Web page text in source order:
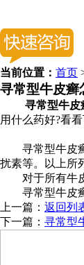
当前位置： 首页
寻常型牛皮癣
寻常型牛皮
用什么药好?看
寻常型牛皮癣
扰素等。以上所
对于所有牛皮
寻常型牛皮癣
上一篇： 返回列
下一篇： 寻常型